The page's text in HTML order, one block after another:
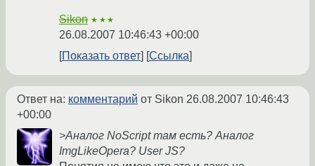
Sikon ★★★
26.08.2007 10:46:43 +00:00
Показать ответ
Ссылка
Ответ на: комментарий от Sikon 26.08.2007 10:46:43
+00:00
>Аналог NoScript там есть? Аналог
ImgLikeOpera? User JS?